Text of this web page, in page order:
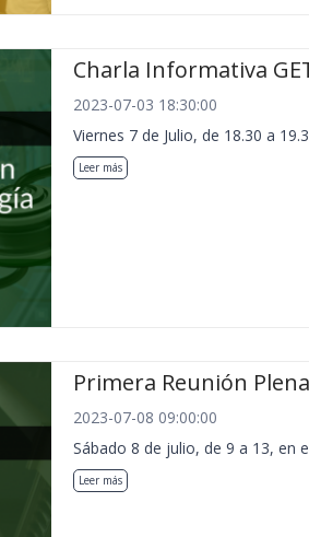
Charla Informativa
2023-07-03 18:30:00
Viernes 7 de Julio, de 18.30 a
Leer más
Primera Reunión
2023-07-08 09:00:00
Sábado 8 de julio, de 9 a 13, en
Leer más